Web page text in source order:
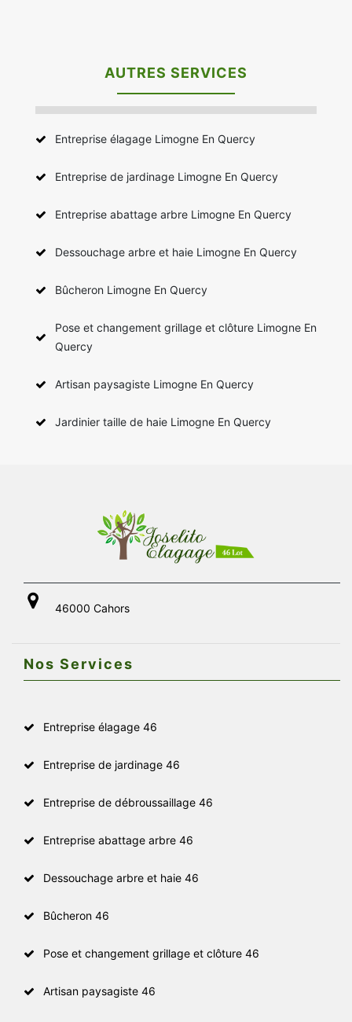
AUTRES SERVICES
Entreprise élagage Limogne En Quercy
Entreprise de jardinage Limogne En Quercy
Entreprise abattage arbre Limogne En Quercy
Dessouchage arbre et haie Limogne En Quercy
Bûcheron Limogne En Quercy
Pose et changement grillage et clôture Limogne En
Quercy
Artisan paysagiste Limogne En Quercy
Jardinier taille de haie Limogne En Quercy
46000 Cahors
Nos Services
Entreprise élagage 46
Entreprise de jardinage 46
Entreprise de débroussaillage 46
Entreprise abattage arbre 46
Dessouchage arbre et haie 46
Bûcheron 46
Pose et changement grillage et clôture 46
Artisan paysagiste 46